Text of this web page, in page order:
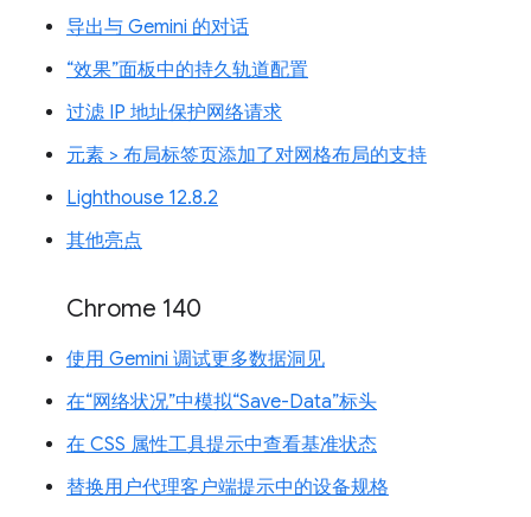
导出与 Gemini 的对话
“效果”面板中的持久轨道配置
过滤 IP 地址保护网络请求
元素 > 布局标签页添加了对网格布局的支持
Lighthouse 12.8.2
其他亮点
Chrome 140
使用 Gemini 调试更多数据洞见
在“网络状况”中模拟“Save-Data”标头
在 CSS 属性工具提示中查看基准状态
替换用户代理客户端提示中的设备规格